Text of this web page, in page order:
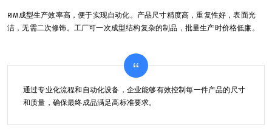
RIM成型生产效率高，便于实现自动化。产品尺寸精度高，重复性好，表面光
洁，无需二次修饰。工厂可一次成型结构复杂的制品，批量生产时价格低廉。
通过专业化流程和自动化设备，企业能够有效控制每一件产品的尺寸
和质量，确保最终成品满足高标准要求。